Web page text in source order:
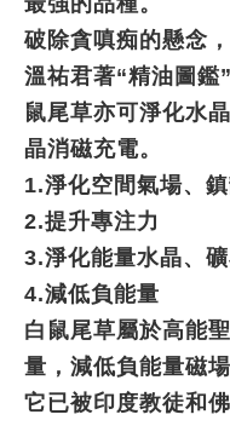
破除貪嗔痴的懸念
溫祐君著“精油圖鑑”
鼠尾草亦可淨化水
晶消磁充電。
1.淨化空間氣場、
2.提升專注力
3.淨化能量水晶、
4.減低負能量
白鼠尾草屬於高能
量，減低負能量磁
它已被印度教徒和